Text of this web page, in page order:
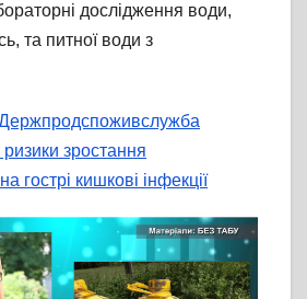
дослідження води,
та питної води з
зростання
гострі кишкові інфекції